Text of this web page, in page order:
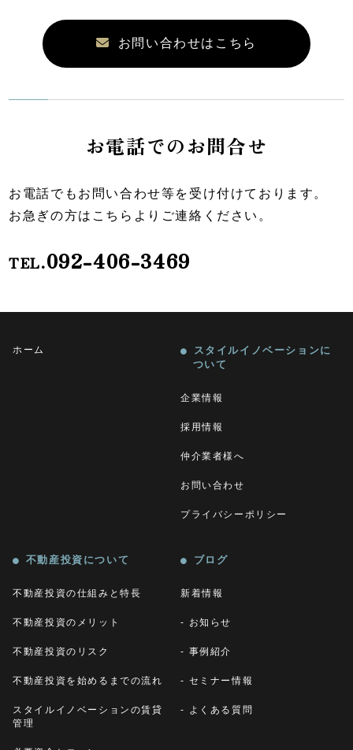
お問い合わせはこちら
お電話でのお問合せ
お電話でもお問い合わせ等を受け付けております。
お急ぎの方はこちらよりご連絡ください。
TEL.092-406-3469
ホーム
スタイルイノベーションに
ついて
企業情報
採用情報
仲介業者様へ
お問い合わせ
プライバシーポリシー
不動産投資について
不動産投資の仕組みと特長
不動産投資のメリット
不動産投資のリスク
不動産投資を始めるまでの流れ
スタイルイノベーションの賃貸
管理
ブログ
新着情報
お知らせ
事例紹介
セミナー情報
よくある質問